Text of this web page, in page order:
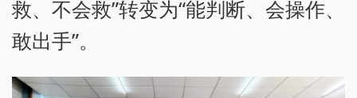
救、不会救”转变为“能判断、会操作、
敢出手”。